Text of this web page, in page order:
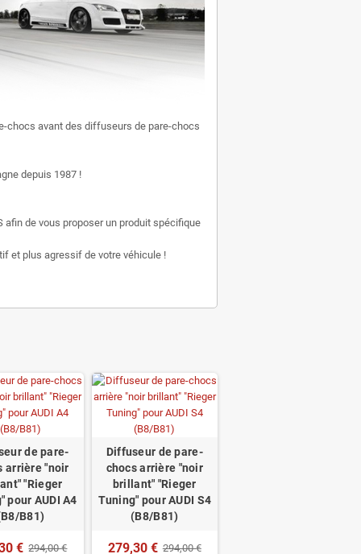
chocs avant des diffuseurs de pare-chocs
depuis 1987 !
de vous proposer un produit spécifique
et plus agressif de votre véhicule !
de pare-
arrière "noir
"Rieger
pour AUDI A4
B81)
€ 294,00 €
Diffuseur de pare-
chocs arrière "noir
brillant" "Rieger
Tuning" pour AUDI S4
(B8/B81)
279,30 € 294,00 €